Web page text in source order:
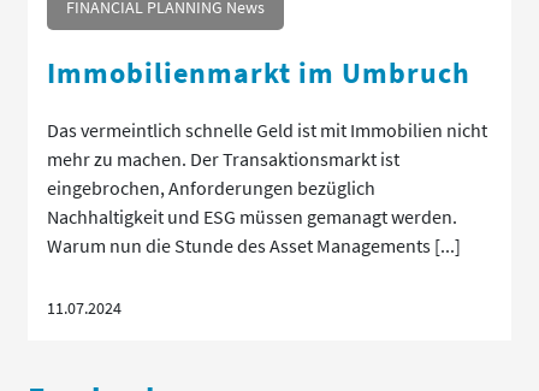
FINANCIAL PLANNING News
Immobilienmarkt im Umbruch
Das vermeintlich schnelle Geld ist mit Immobilien nicht
mehr zu machen. Der Transaktionsmarkt ist
eingebrochen, Anforderungen bezüglich
Nachhaltigkeit und ESG müssen gemanagt werden.
Warum nun die Stunde des Asset Managements [...]
11.07.2024